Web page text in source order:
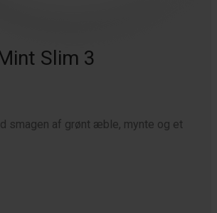
Slim 3
220,00
smagen af grønt æble, mynte og et